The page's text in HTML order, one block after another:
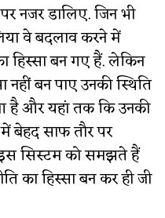
नजर डालिए. जिन भी
वे बदलाव करने में
हिस्सा बन गए हैं. लेकिन
बन पाए उनकी स्थिति
है और यहां तक ​​कि उनकी
बेहद साफ तौर पर
सिस्टम को समझते हैं
का हिस्सा बन कर ही जी